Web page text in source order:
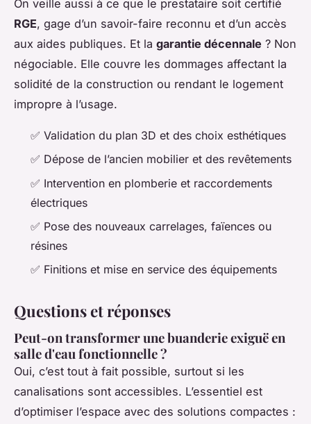
On veille aussi à ce que le prestataire soit certifié
RGE, gage d’un savoir-faire reconnu et d’un accès
aux aides publiques. Et la garantie décennale ? Non
négociable. Elle couvre les dommages affectant la
solidité de la construction ou rendant le logement
impropre à l’usage.
✅ Validation du plan 3D et des choix esthétiques
✅ Dépose de l’ancien mobilier et des revêtements
✅ Intervention en plomberie et raccordements
électriques
✅ Pose des nouveaux carrelages, faïences ou
résines
✅ Finitions et mise en service des équipements
Questions et réponses
Peut-on transformer une buanderie exiguë en
salle d'eau fonctionnelle ?
Oui, c’est tout à fait possible, surtout si les
canalisations sont accessibles. L’essentiel est
d’optimiser l’espace avec des solutions compactes :